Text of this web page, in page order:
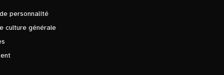
personnalité
culture générale